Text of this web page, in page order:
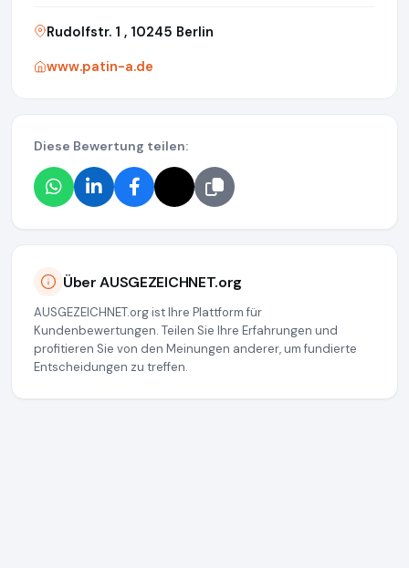
Rudolfstr. 1 , 10245 Berlin
www.patin-a.de
Diese Bewertung teilen:
Über AUSGEZEICHNET.org
AUSGEZEICHNET.org ist Ihre Plattform für
Kundenbewertungen. Teilen Sie Ihre Erfahrungen und
profitieren Sie von den Meinungen anderer, um fundierte
Entscheidungen zu treffen.